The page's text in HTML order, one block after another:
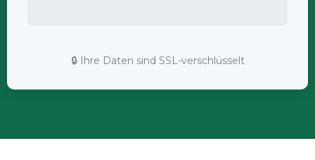
🔒 Ihre Daten sind SSL-verschlüsselt